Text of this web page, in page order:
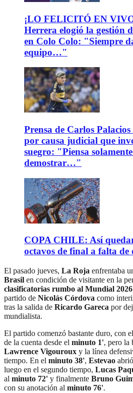
¡LO FELICITÓ EN
Herrera elogió la gestión
en Colo Colo: "Siempre
equipo…"
Prensa de Carlos
por causa judicial que
suegro: "Piensa
demostrar…"
COPA CHILE: Así
octavos de final a falta de
El pasado jueves, La Roja enfrentaba
Brasil en condición de visitante en la
clasificatorias rumbo al Mundial 2026
partido de Nicolás Córdova como
tras la salida de Ricardo Gareca por
mundialista.
El partido comenzó bastante duro, con
de la cuenta desde el minuto 1', pero la
Lawrence Vigouroux y la línea
tiempo. En el minuto 38', Estevao
luego en el segundo tiempo, Lucas
al minuto 72' y finalmente Bruno
con su anotación al minuto 76'.